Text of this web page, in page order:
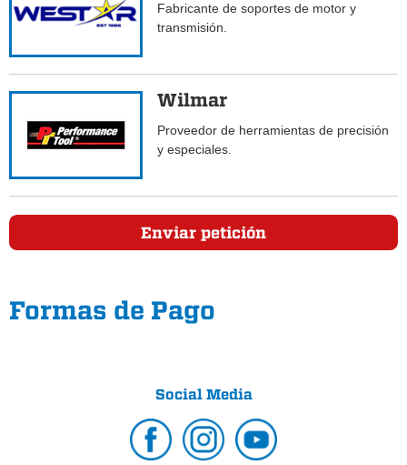
Fabricante de soportes de motor y
transmisión.
Wilmar
Proveedor de herramientas de precisión
y especiales.
Enviar petición
Formas de Pago
Social Media